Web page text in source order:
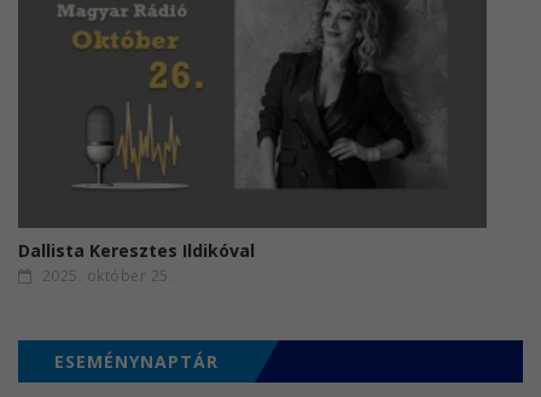
Dallista Keresztes Ildikóval
2025. október 25.
ESEMÉNYNAPTÁR